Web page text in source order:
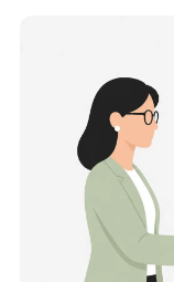
Was kostet
Wohnung in
Für eine
die Kosten in
im Schnitt rund
(Etage, Aufzug),
den Preis nach
Festpreis nennt
Beschreibung.